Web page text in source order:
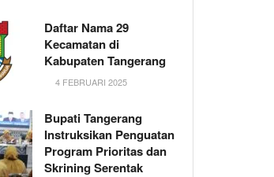
Daftar Nama 29
Kecamatan di
Kabupaten Tangerang
4 FEBRUARI 2025
Bupati Tangerang
Instruksikan Penguatan
Program Prioritas dan
Skrining Serentak